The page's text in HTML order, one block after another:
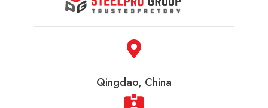
Qingdao, China